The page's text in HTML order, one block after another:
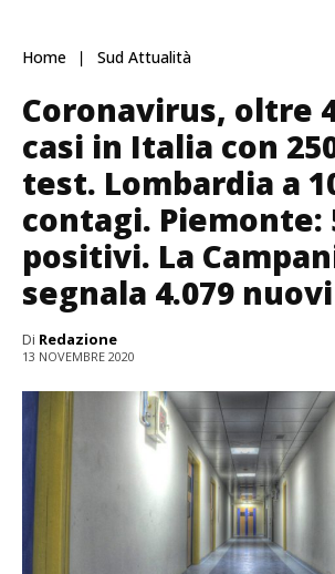
Home Sud Attualità
Coronavirus, oltre
casi in Italia con
test. Lombardia a
contagi. Piemonte:
positivi. La
segnala 4.079
Di Redazione
13 NOVEMBRE 2020